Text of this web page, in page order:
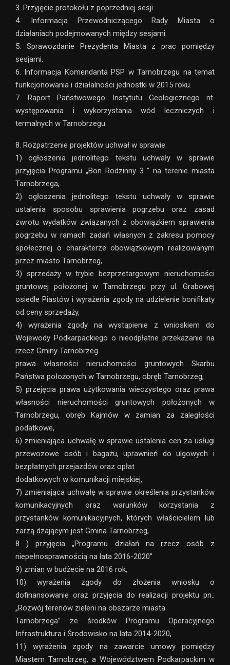
3. Przyjęcie protokołu z poprzedniej sesji.
4. Informacja Przewodniczącego Rady Miasta o
działaniach podejmowanych między sesjami.
5. Sprawozdanie Prezydenta Miasta z prac pomiędzy
sesjami.
6. Informacja Komendanta PSP w Tarnobrzegu na temat
funkcjonowania i działalności jednostki w 2015 roku.
7. Raport Państwowego Instytutu Geologicznego nt.
występowania i wykorzystania wód leczniczych i
termalnych w Tarnobrzegu.
8. Rozpatrzenie projektów uchwał w sprawie:
1) ogłoszenia jednolitego tekstu uchwały w sprawie
przyjęcia Programu „Bon Rodzinny 3 ” na terenie miasta
Tarnobrzega,
2) ogłoszenia jednolitego tekstu uchwały w sprawie
ustalenia sposobu sprawienia pogrzebu oraz zasad
zwrotu wydatków związanych z obowiązkiem sprawienia
pogrzebu w ramach zadań własnych z zakresu pomocy
społecznej o charakterze obowiązkowym realizowanym
przez miasto Tarnobrzeg,
3) sprzedaży w trybie bezprzetargowym nieruchomości
gruntowej położonej w Tarnobrzegu przy ul. Grabowej
osiedle Piastów i wyrażenia zgody na udzielenie bonifikaty
od ceny sprzedaży,
4) wyrażenia zgody na wystąpienie z wnioskiem do
Wojewody Podkarpackiego o nieodpłatne przekazanie na
rzecz Gminy Tarnobrzeg
prawa własności nieruchomości gruntowych Skarbu
Państwa położonych w Tarnobrzegu, obręb Tarnobrzeg,
5) przejęcia prawa użytkowania wieczystego oraz prawa
własności nieruchomości gruntowych położonych w
Tarnobrzegu, obręb Kajmów w zamian za zaległości
podatkowe,
6) zmieniająca uchwałę w sprawie ustalenia cen za usługi
przewozowe osób i bagażu, uprawnień do ulgowych i
bezpłatnych przejazdów oraz opłat
dodatkowych w komunikacji miejskiej,
7) zmieniająca uchwałę w sprawie określenia przystanków
komunikacyjnych oraz warunków korzystania z
przystanków komunikacyjnych, których właścicielem lub
zarzą dzającym jest Gmina Tarnobrzeg,
8 ) przyjęcia „Programu działań na rzecz osób z
niepełnosprawnością na lata 2016-2020”
9) zmian w budżecie na 2016 rok,
10) wyrażenia zgody do złożenia wniosku o
dofinansowanie oraz przyjęcia do realizacji projektu pn.:
„Rozwój terenów zieleni na obszarze miasta
Tarnobrzega” ze środków Programu Operacyjnego
Infrastruktura i Środowisko na lata 2014-2020,
11) wyrażenia zgody na zawarcie umowy pomiędzy
Miastem Tarnobrzeg, a Województwem Podkarpackim w